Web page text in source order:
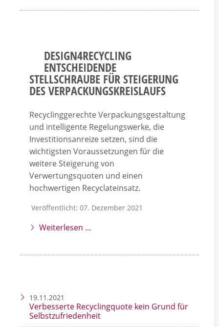
DESIGN4RECYCLING
ENTSCHEIDENDE
STELLSCHRAUBE FÜR STEIGERUNG
DES VERPACKUNGSKREISLAUFS
Recyclinggerechte Verpackungsgestaltung
und intelligente Regelungswerke, die
Investitionsanreize setzen, sind die
wichtigsten Voraussetzungen für die
weitere Steigerung von
Verwertungsquoten und einen
hochwertigen Recyclateinsatz.
Veröffentlicht: 07. Dezember 2021
Weiterlesen …
19.11.2021
Verbesserte Recyclingquote kein Grund für
Selbstzufriedenheit